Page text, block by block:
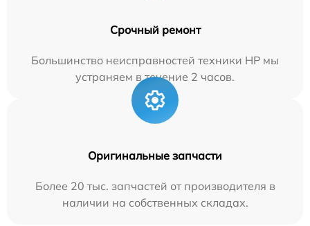
Срочный ремонт
Большинство неисправностей техники HP мы
устраняем в течение 2 часов.
Оригинальные запчасти
Более 20 тыс. запчастей от производителя в
наличии на собственных складах.